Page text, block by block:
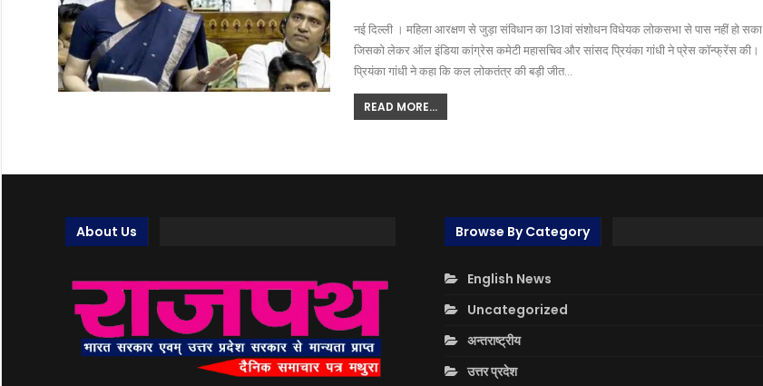
नई दिल्ली । महिला आरक्षण से जुड़ा संविधान का 131वां संशोधन विधेयक लोकसभा से पास नहीं हो सका
जिसको लेकर ऑल इंडिया कांग्रेस कमेटी महासचिव और सांसद प्रियंका गांधी ने प्रेस कॉन्फ्रेंस की।
प्रियंका गांधी ने कहा कि कल लोकतंत्र की बड़ी जीत…
READ MORE...
About Us Browse By Category
English News
Uncategorized
अन्तराष्ट्रीय
उत्तर प्रदेश